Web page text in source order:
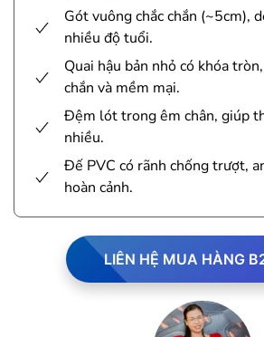
Gót vuông chắc chắn (~5cm),
nhiều độ tuổi.
Quai hậu bản nhỏ có khóa
chắn và mềm mại.
Đệm lót trong êm chân, giúp
nhiều.
Đế PVC có rãnh chống trượt,
hoàn cảnh.
LIÊN HỆ MUA HÀNG